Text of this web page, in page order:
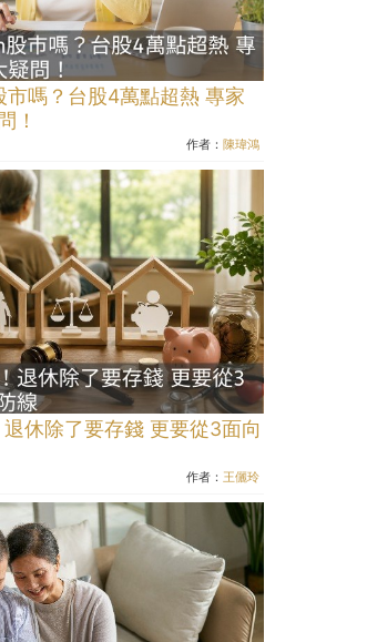
市嗎？台股4萬點超熱 專家
！
作者：陳瑋鴻
休除了要存錢 更要從3面向
作者： 王儷玲